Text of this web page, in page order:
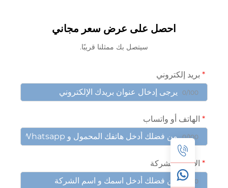
احصل على عرض سعر مجاني
سيتصل بك ممثلنا قريبًا.
إلكتروني
أو واتساب
والشركة